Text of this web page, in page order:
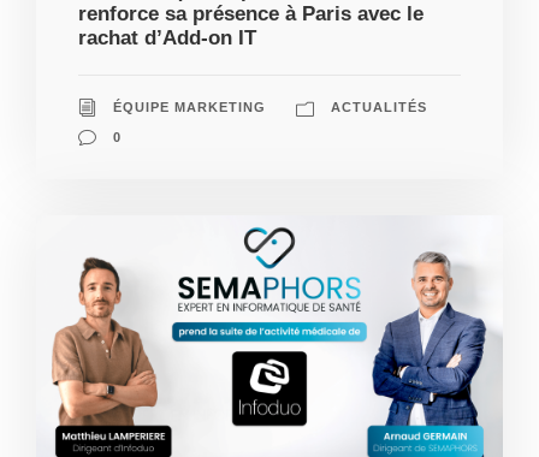
renforce sa présence à Paris avec le
rachat d’Add-on IT
ÉQUIPE MARKETING ACTUALITÉS
0